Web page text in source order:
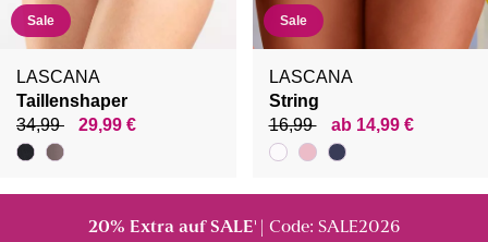
Sale
LASCANA
Taillenshaper
34,99
29,99 €
Sale
LASCANA
String
16,99
ab 14,99 €
20% Extra auf SALE¹ | Code: SALE2026